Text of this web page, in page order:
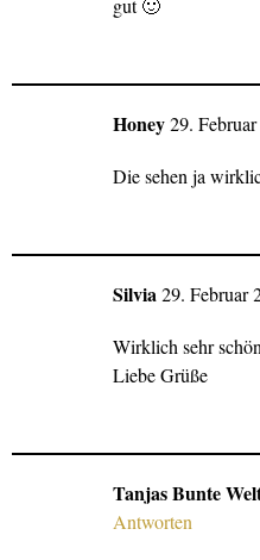
gut 🙂
Honey29.
Die sehen ja
Silvia29. Februar
Wirklich sehr
Liebe Grüße
Tanjas Bunte
Antworten